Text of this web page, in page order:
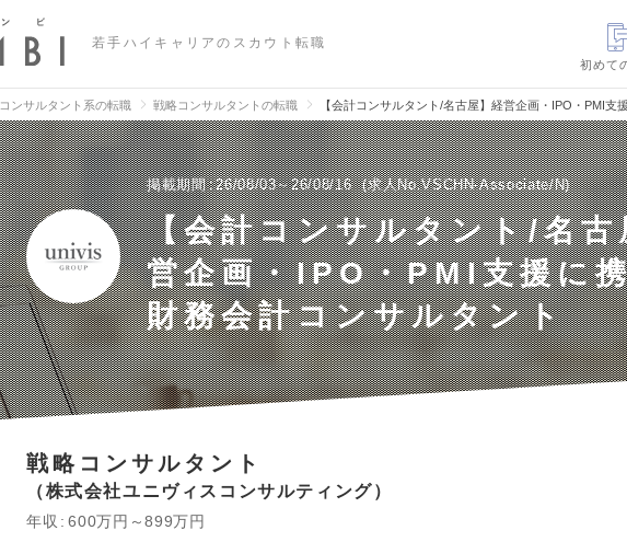
若手ハイキャリアのスカウト転職
初めて
コンサルタント系の転職 戦略コンサルタントの転職 【会計コンサルタント/名古屋】経営企画・IPO・PMI
掲載期間 26/08/03～26/08/16 求人No.VSCHN-Associate/N
【会計コンサルタント/名古
営企画・IPO・PMI支援に
財務会計コンサルタント
戦略コンサルタント
株式会社ユニヴィスコンサルティング
年収 600万円～899万円